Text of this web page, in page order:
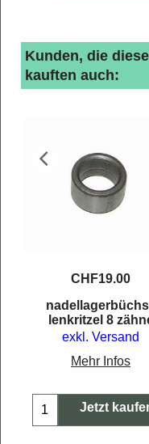
Kunden, die
kauften auch:
CHF19.00
lenkritzel 8
exkl. Versand
Mehr Infos
Jetzt